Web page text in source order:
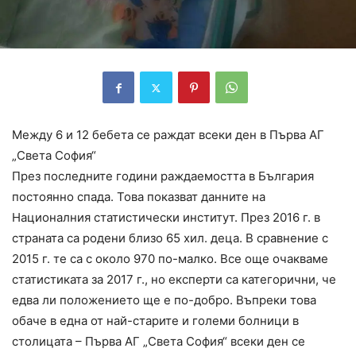
Между 6 и 12 бебета се раждат всеки ден в Първа АГ
„Света София“
През последните години раждаемостта в България
постоянно спада. Това показват данните на
Националния статистически институт. През 2016 г. в
страната са родени близо 65 хил. деца. В сравнение с
2015 г. те са с около 970 по-малко. Все още очакваме
статистиката за 2017 г., но експерти са категорични, че
едва ли положението ще е по-добро. Въпреки това
обаче в една от най-старите и големи болници в
столицата – Първа АГ „Света София“ всеки ден се